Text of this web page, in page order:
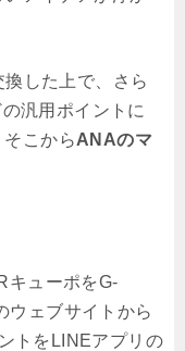
した上で、さら
汎用ポイントに
こからANAのマ
キューポをG-
ウェブサイトから
トをLINEアプリの